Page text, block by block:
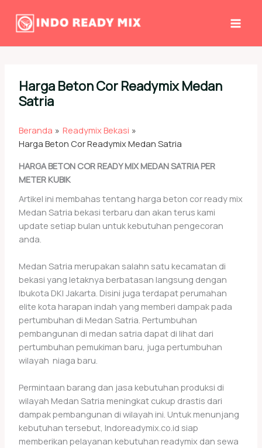
konten
Harga Beton Cor Readymix Medan
Satria
Beranda
Readymix Bekasi
Harga Beton Cor Readymix Medan Satria
HARGA BETON COR READY MIX MEDAN SATRIA PER
METER KUBIK
Artikel ini membahas tentang harga beton cor ready mix
Medan Satria bekasi terbaru dan akan terus kami
update setiap bulan untuk kebutuhan pengecoran
anda.
Medan Satria merupakan salahn satu kecamatan di
bekasi yang letaknya berbatasan langsung dengan
Ibukota DKI Jakarta. Disini juga terdapat perumahan
elite kota harapan indah yang memberi dampak pada
pertumbuhan di Medan Satria. Pertumbuhan
pembangunan di medan satria dapat di lihat dari
pertumbuhan pemukiman baru, juga pertumbuhan
wilayah niaga baru.
Permintaan barang dan jasa kebutuhan produksi di
wilayah Medan Satria meningkat cukup drastis dari
dampak pembangunan di wilayah ini. Untuk menunjang
kebutuhan tersebut, Indoreadymix.co.id siap
memberikan pelayanan kebutuhan readymix dan sewa